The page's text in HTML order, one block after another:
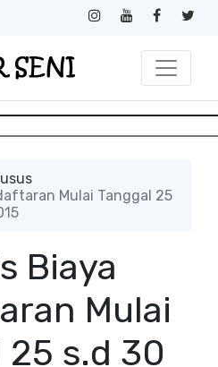
Mulai Tanggal 25
Biaya
Mulai
25 s.d 30